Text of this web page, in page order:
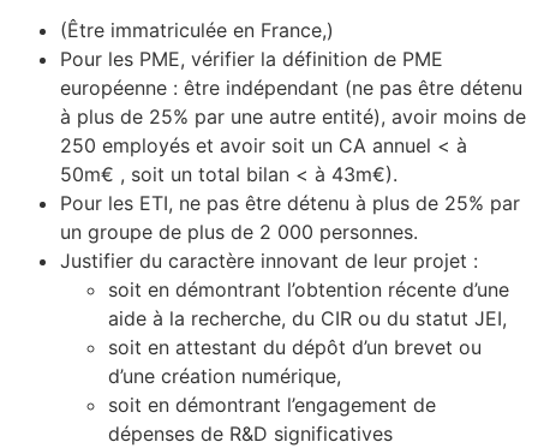
(Être immatriculée en France,)
Pour les PME, vérifier la définition de PME
européenne : être indépendant (ne pas être détenu
à plus de 25% par une autre entité), avoir moins de
250 employés et avoir soit un CA annuel < à
50m€ , soit un total bilan < à 43m€).
Pour les ETI, ne pas être détenu à plus de 25% par
un groupe de plus de 2 000 personnes.
Justifier du caractère innovant de leur projet :
soit en démontrant l’obtention récente d’une
aide à la recherche, du CIR ou du statut JEI,
soit en attestant du dépôt d’un brevet ou
d’une création numérique,
soit en démontrant l’engagement de
dépenses de R&D significatives